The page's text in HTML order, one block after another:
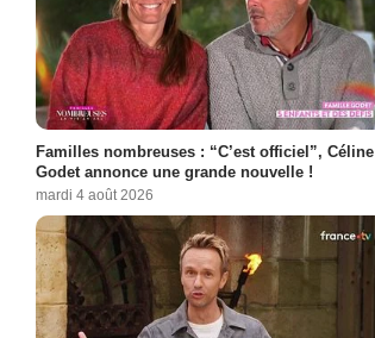
Familles nombreuses : “C’est officiel”, Céline
Godet annonce une grande nouvelle !
mardi 4 août 2026